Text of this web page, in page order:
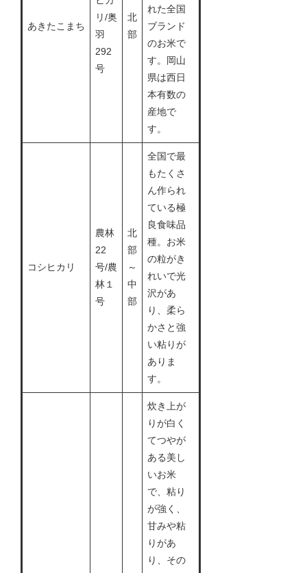
あきたこまち
リ/奥
羽
292
号
北
部
れた全国
ブランド
のお米で
す。岡山
県は西日
本有数の
産地で
す。
コシヒカリ
農林
22
号/農
林１
号
北
部
～
中
部
全国で最
もたくさ
ん作られ
ている極
良食味品
種。お米
の粒がき
れいで光
沢があ
り、柔ら
かさと強
い粘りが
ありま
す。
炊き上が
りが白く
てつやが
ある美し
いお米
で、粘り
が強く、
甘みや粘
りがあ
り、その